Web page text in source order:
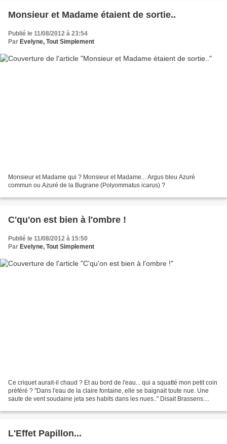
Monsieur et Madame étaient de sortie..
Publié le 11/08/2012 à 23:54
Par Evelyne, Tout Simplement
Monsieur et Madame qui ? Monsieur et Madame... Argus bleu Azuré
commun ou Azuré de la Bugrane (Polyommatus icarus) ?
C'qu'on est bien à l'ombre !
Publié le 11/08/2012 à 15:50
Par Evelyne, Tout Simplement
Ce criquet aurait-il chaud ? Et au bord de l'eau... qui a squatté mon petit coin
préféré ? "Dans l'eau de la claire fontaine, elle se baignait toute nue. Une
saute de vent soudaine jeta ses habits dans les nues.." Disait Brassens....
L'Effet Papillon...